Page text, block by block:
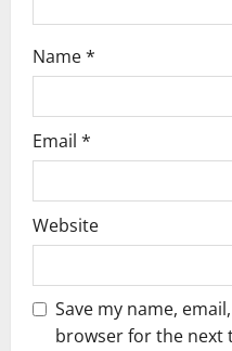
Name*
Email *
Website
Save my name,
browser for the next